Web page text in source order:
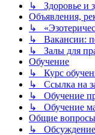
↳ Здоровье и
Объявления,
↳
↳ Вакансии:
↳ Залы для
Обучение
↳ Курс
↳ Ссылка на
↳ Обучение
↳ Обучение
Общие вопросы
↳ Обсуждение